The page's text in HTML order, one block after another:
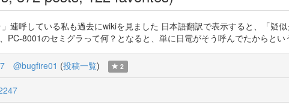
連呼している私も過去にwikiを見ました 日本語翻訳で表示すると、「疑
PC-8001のセミグラって何？となると、単に日電がそう呼んでたからと
@bugfire01 (投稿一覧) 2